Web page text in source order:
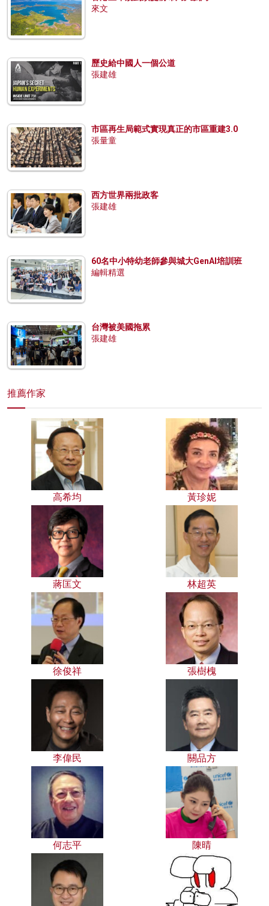
來文
歷史給中國人一個公道
張建雄
市區再生局範式實現真正的市區重建3.0
張量童
西方世界兩批政客
張建雄
60名中小特幼老師參與城大GenAI培訓班
編輯精選
台灣被美國拖累
張建雄
推薦作家
高希均 黃珍妮
蔣匡文 林超英
徐俊祥 張樹槐
李偉民 關品方
何志平 陳晴